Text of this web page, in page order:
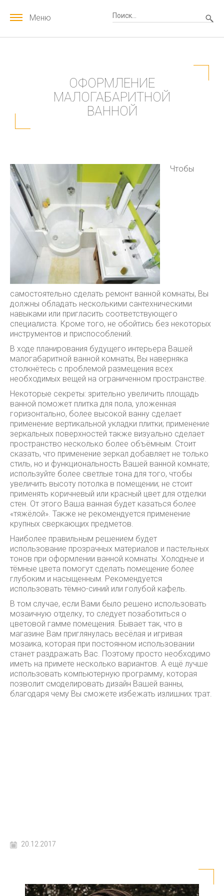
Меню
ОФОРМЛЕНИЕ
МАЛОГАБАРИТНОЙ
ВАННОЙ
Чтобы
самостоятельно сделать ремонт ванной комнаты, Вы
должны обладать несколькими сантехническими
навыками или пригласить соответствующего
специалиста. Кроме того, не обойтись без некоторых
инструментов и приспособлений.
В ходе планирования будущего интерьера Вашей
малогабаритной ванной комнаты, Вы наверняка
столкнётесь с проблемой размещения всех
необходимых вещей на ограниченном пространстве.
Некоторые секреты: зрительно увеличить площадь
ванной поможет плитка для пола, уложенная
горизонтально, более высокой ванну сделает
применение вертикальной укладки плитки; применение
зеркальных поверхностей также визуально сделает
пространство несколько более объёмным. Стоит
сказать, что применение зеркал добавляет не только
стиль, но и функциональность Вашей ванной комнате;
используйте более светлые тона для того, чтобы
увеличить высоту потолка в помещении; не стоит
применять коричневый или красный цвет для отделки
стен. От этого Ваша ванная будет казаться более
«тяжёлой». Также не рекомендуется применение
крупных сверкающих предметов.
Наиболее правильным решением будет
использование прозрачных материалов и пастельных
тонов при оформлении ванной комнаты. Холодные и
тёмные цвета помогут сделать помещение более
глубоким и насыщенным. Рекомендуется
использовать тёмно-синий или голубой кафель.
В том случае, если Вами было решено использовать
мозаичную отделку, то следует позаботиться о
цветовой гамме помещения. Бывает так, что в
магазине Вам приглянулась весёлая и игривая
мозаика, которая при постоянном использовании
станет раздражать Вас. Поэтому просто необходимо
иметь на примете несколько вариантов. А ещё лучше
использовать компьютерную программу, которая
позволит смоделировать дизайн Вашей ванны,
благодаря чему Вы сможете избежать излишних трат.
20.12.2017